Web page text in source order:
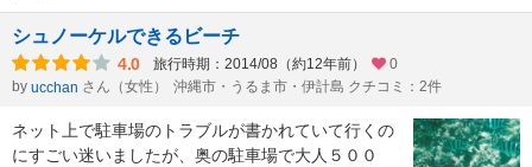
シュノーケルできるビーチ
4.0 旅行時期：2014/08（約12年前）
0
by ucchan さん（女性） 沖縄市・うるま市・伊計島 クチコミ：2件
ネット上で駐車場のトラブルが書かれていて行くの
にすごい迷いましたが、奥の駐車場で大人５００